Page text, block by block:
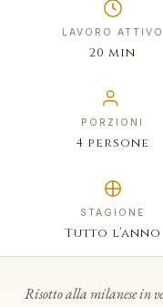
LAVORO ATTIVO
20 min
PORZIONI
4 persone
STAGIONE
Tutto l’anno
Risotto alla milanese in